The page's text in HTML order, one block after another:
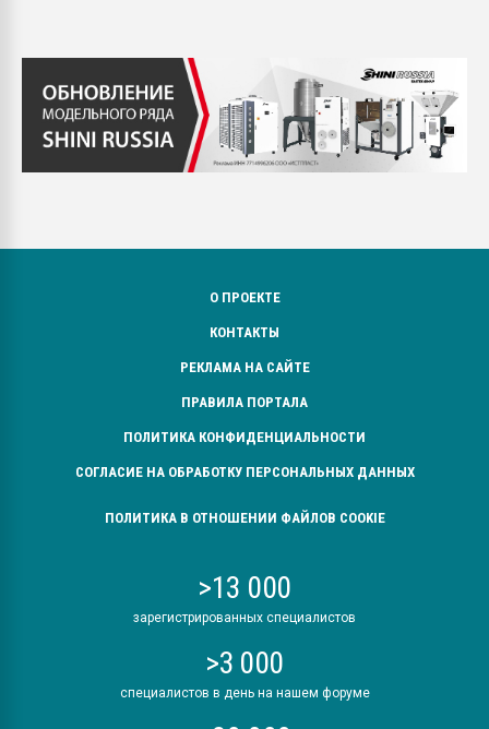
О ПРОЕКТЕ
КОНТАКТЫ
РЕКЛАМА НА САЙТЕ
ПРАВИЛА ПОРТАЛА
ПОЛИТИКА КОНФИДЕНЦИАЛЬНОСТИ
СОГЛАСИЕ НА ОБРАБОТКУ ПЕРСОНАЛЬНЫХ ДАННЫХ
ПОЛИТИКА В ОТНОШЕНИИ ФАЙЛОВ COOKIE
>13 000
зарегистрированных специалистов
>3 000
специалистов в день на нашем форуме